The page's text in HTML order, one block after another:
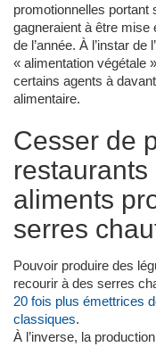
promotionnelles portant
gagneraient à être mise
de l’année. À l’instar de
« alimentation végétale
certains agents à
alimentaire.
Cesser de
aliments
serres
Pouvoir produire des
recourir à des serres
20 fois plus émettrices
classiques.
À l’inverse, la